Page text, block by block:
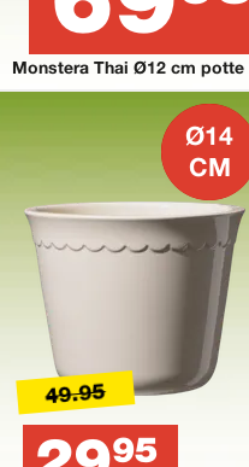
Monstera Thai Ø12 cm potte
49.95
95
Ø14
CM